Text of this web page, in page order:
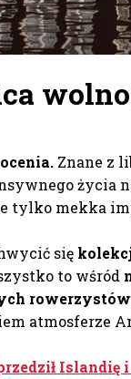
Znane z
życia
tylko mekka
się
to wśród
atmosferze
Islandię